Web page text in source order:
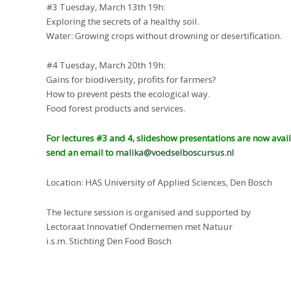
#3 Tuesday, March 13th 19h:
Exploring the secrets of a healthy soil.
Water: Growing crops without drowning or desertification.
#4 Tuesday, March 20th 19h:
Gains for biodiversity, profits for farmers?
How to prevent pests the ecological way.
Food forest products and services.
For lectures #3 and 4, slideshow presentations are now
send an email to malika@voedselboscursus.nl
Location: HAS University of Applied Sciences, Den Bosch
The lecture session is organised and supported by
Lectoraat Innovatief Ondernemen met Natuur
i.s.m. Stichting Den Food Bosch